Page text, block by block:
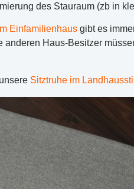
des Stauraum (zb in
Einfamilienhausgibt es
Haus-Besitzer
Sitztruhe im Landhausstil